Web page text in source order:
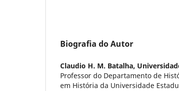
Biografia do Autor
Claudio H. M. Batalha,
Professor do Departamento de
em História da Universidade